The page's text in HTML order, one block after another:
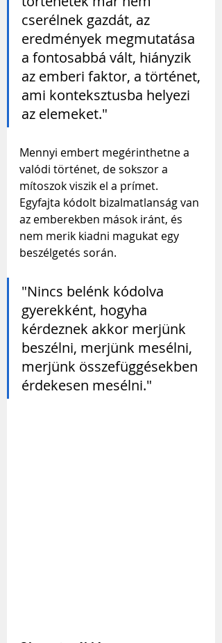
cserélnek gazdát, az
eredmények megmutatása
a fontosabbá vált, hiányzik
az emberi faktor, a történet,
ami konteksztusba helyezi
az elemeket."
Mennyi embert megérinthetne a
valódi történet, de sokszor a
mítoszok viszik el a prímet.
Egyfajta kódolt bizalmatlanság van
az emberekben mások iránt, és
nem merik kiadni magukat egy
beszélgetés során.
"Nincs belénk kódolva
gyerekként, hogyha
kérdeznek akkor merjünk
beszélni, merjünk mesélni,
merjünk összefüggésekben
érdekesen mesélni."